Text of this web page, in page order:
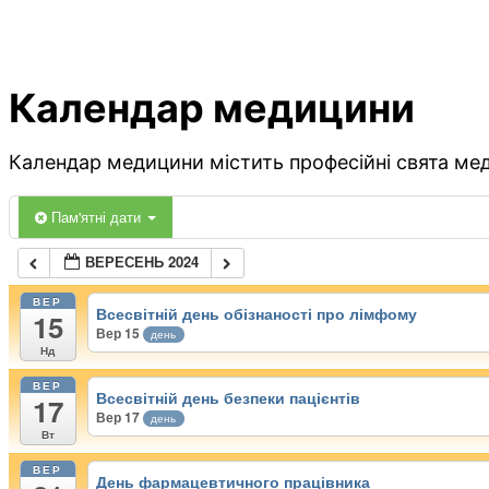
Календар медицини
Календар медицини містить професійні свята
Пам'ятні дати
ВЕРЕСЕНЬ 2024
ВЕР
15
Нд
Всесвітній день обізнаності про лімфому
Вер 15 день
ВЕР
17
Вт
Всесвітній день безпеки пацієнтів
Вер 17 день
ВЕР
День фармацевтичного працівника